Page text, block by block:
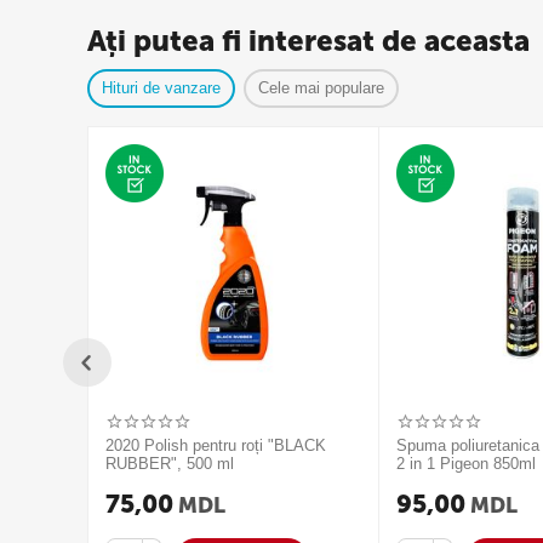
Ați putea fi interesat de aceasta
Hituri de vanzare Cele mai populare
2020 Polish pentru roți "BLACK
RUBBER", 500 ml
75,00 MDL
Spuma
2 in 1 Pigeon 850ml
95,00 MDL